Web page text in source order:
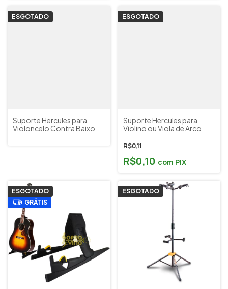
ESGOTADO
Suporte Hercules para
Violoncelo Contra Baixo
ESGOTADO
Suporte Hercules para
Violino ou Viola de Arco
R$0,11
R$0,10 com PIX
ESGOTADO
GRÁTIS
ESGOTADO